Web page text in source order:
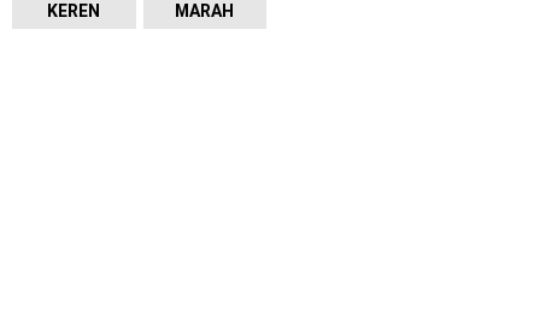
KEREN MARAH